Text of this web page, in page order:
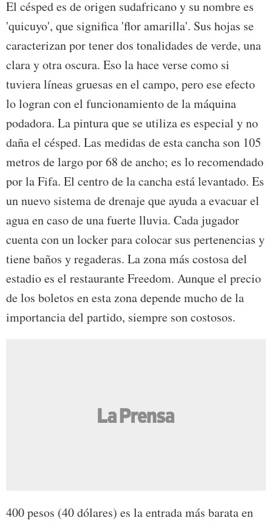
El césped es de origen sudafricano y su nombre es
'quicuyo', que significa 'flor amarilla'. Sus hojas se
caracterizan por tener dos tonalidades de verde, una
clara y otra oscura. Eso la hace verse como si
tuviera líneas gruesas en el campo, pero ese efecto
lo logran con el funcionamiento de la máquina
podadora. La pintura que se utiliza es especial y no
daña el césped. Las medidas de esta cancha son 105
metros de largo por 68 de ancho; es lo recomendado
por la Fifa. El centro de la cancha está levantado. Es
un nuevo sistema de drenaje que ayuda a evacuar el
agua en caso de una fuerte lluvia. Cada jugador
cuenta con un locker para colocar sus pertenencias y
tiene baños y regaderas. La zona más costosa del
estadio es el restaurante Freedom. Aunque el precio
de los boletos en esta zona depende mucho de la
importancia del partido, siempre son costosos.
400 pesos (40 dólares) es la entrada más barata en